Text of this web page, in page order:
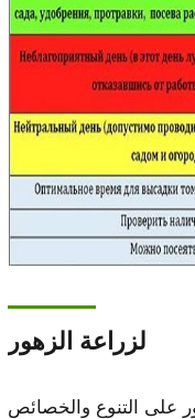
لزراعة الزهور
على التنوع والخصائص